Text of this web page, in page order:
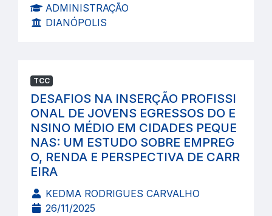
ADMINISTRAÇÃO
DIANÓPOLIS
TCC
DESAFIOS NA INSERÇÃO PROFISSI
ONAL DE JOVENS EGRESSOS DO E
NSINO MÉDIO EM CIDADES PEQUE
NAS: UM ESTUDO SOBRE EMPREG
O, RENDA E PERSPECTIVA DE CARR
EIRA
KEDMA RODRIGUES CARVALHO
26/11/2025